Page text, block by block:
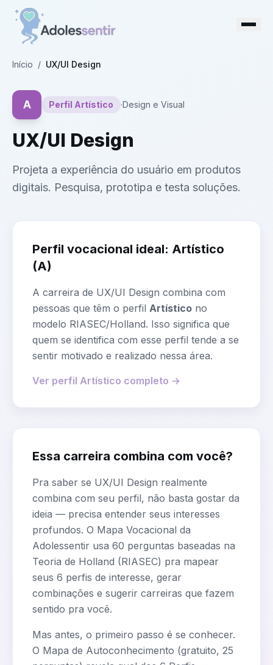
Início / UX/UI Design
A Perfil Artístico ·Design e Visual
UX/UI Design
Projeta a experiência do usuário em produtos
digitais. Pesquisa, prototipa e testa soluções.
Perfil vocacional ideal: Artístico
(A)
A carreira de UX/UI Design combina com
pessoas que têm o perfil Artístico no
modelo RIASEC/Holland. Isso significa que
quem se identifica com esse perfil tende a se
sentir motivado e realizado nessa área.
Ver perfil Artístico completo →
Essa carreira combina com você?
Pra saber se UX/UI Design realmente
combina com seu perfil, não basta gostar da
ideia — precisa entender seus interesses
profundos. O Mapa Vocacional da
Adolessentir usa 60 perguntas baseadas na
Teoria de Holland (RIASEC) pra mapear
seus 6 perfis de interesse, gerar
combinações e sugerir carreiras que fazem
sentido pra você.
Mas antes, o primeiro passo é se conhecer.
O Mapa de Autoconhecimento (gratuito, 25